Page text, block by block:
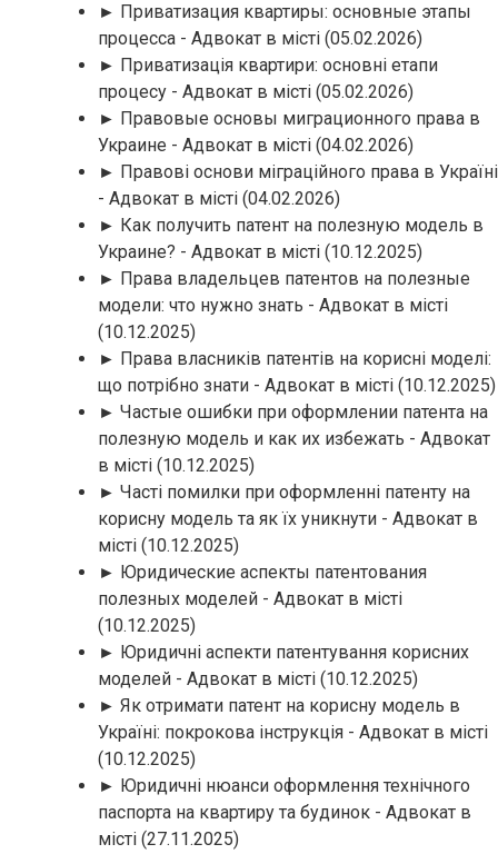
► Приватизация квартиры: основные этапы
процесса - Адвокат в місті (05.02.2026)
► Приватизація квартири: основні етапи
процесу - Адвокат в місті (05.02.2026)
► Правовые основы миграционного права в
Украине - Адвокат в місті (04.02.2026)
► Правові основи міграційного права в Україні
- Адвокат в місті (04.02.2026)
► Как получить патент на полезную модель в
Украине? - Адвокат в місті (10.12.2025)
► Права владельцев патентов на полезные
модели: что нужно знать - Адвокат в місті
(10.12.2025)
► Права власників патентів на корисні моделі:
що потрібно знати - Адвокат в місті (10.12.2025)
► Частые ошибки при оформлении патента на
полезную модель и как их избежать - Адвокат
в місті (10.12.2025)
► Часті помилки при оформленні патенту на
корисну модель та як їх уникнути - Адвокат в
місті (10.12.2025)
► Юридические аспекты патентования
полезных моделей - Адвокат в місті
(10.12.2025)
► Юридичні аспекти патентування корисних
моделей - Адвокат в місті (10.12.2025)
► Як отримати патент на корисну модель в
Україні: покрокова інструкція - Адвокат в місті
(10.12.2025)
► Юридичні нюанси оформлення технічного
паспорта на квартиру та будинок - Адвокат в
місті (27.11.2025)